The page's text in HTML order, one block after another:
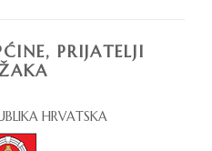
PRIJATELJI
HRVATSKA